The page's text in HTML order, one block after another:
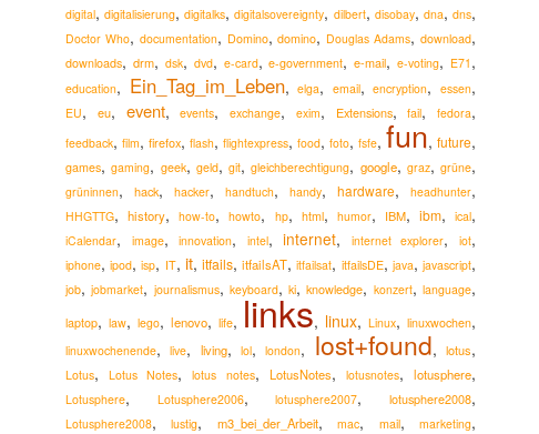
digital,digitalisierung,digitalks,digitalsovereignty, dilbert, disobay, dna,dns,
Doctor Who, documentation, Domino,domino, Douglas Adams,download,
downloads, drm, dsk, dvd, e-card,e-government,e-mail,e-voting, E71 ,
education, Ein_Tag_im_Leben,elga, email,encryption,essen,
EU, eu, event,events, exchange, exim, Extensions,fail, fedora,
feedback, film, firefox, flash, flightexpress, food, foto, fsfe, fun, future,
games,gaming, geek, geld, git,gleichberechtigung, google, graz, grüne,
grüninnen, hack, hacker, handtuch, handy, hardware, headhunter,
HHGTTG,history,how-to,howto, hp, html, humor, IBM, ibm,ical,
iCalendar, image,innovation, intel,internet, internet explorer,iot,
iphone,ipod,isp, IT, it,itfails,itfailsAT,itfailsat, itfailsDE, java,javascript,
job,jobmarket, journalismus, keyboard,ki,knowledge, konzert,language,
laptop, law, lego, lenovo, life, links, linux,Linux, linuxwochen,
linuxwochenende,live, living,lol,london, lost+found,lotus,
Lotus,Lotus Notes,lotus notes, LotusNotes, lotusnotes,lotusphere,
Lotusphere, Lotusphere2006,lotusphere2007,lotusphere2008,
Lotusphere2008,lustig, m3_bei_der_Arbeit,mac, mail,marketing,